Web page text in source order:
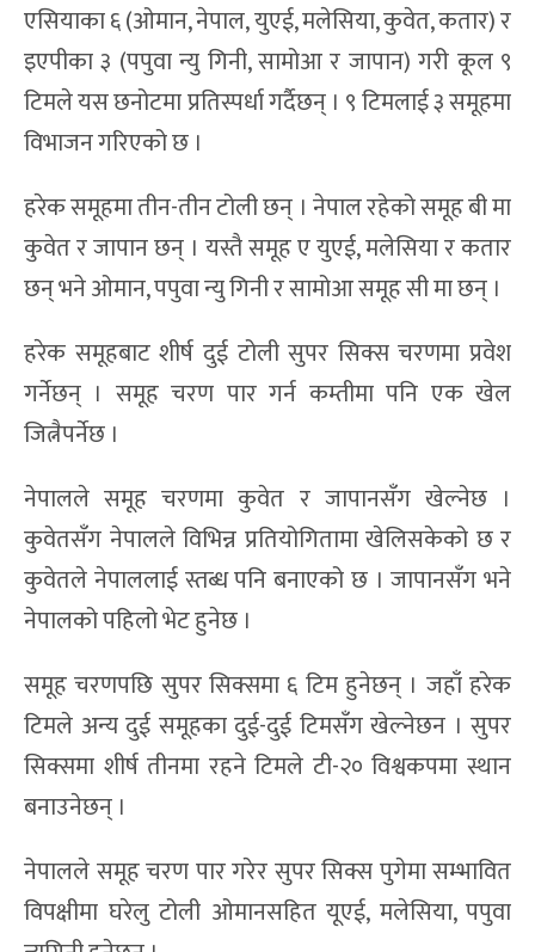
एसियाका ६ (ओमान, नेपाल, युएई, मलेसिया, कुवेत, कतार) र
इएपीका ३ (पपुवा न्यु गिनी, सामोआ र जापान) गरी कूल ९
टिमले यस छनोटमा प्रतिस्पर्धा गर्दैछन् । ९ टिमलाई ३ समूहमा
विभाजन गरिएको छ ।
हरेक समूहमा तीन-तीन टोली छन् । नेपाल रहेको समूह बी मा
कुवेत र जापान छन् । यस्तै समूह ए युएई, मलेसिया र कतार
छन् भने ओमान, पपुवा न्यु गिनी र सामोआ समूह सी मा छन् ।
हरेक समूहबाट शीर्ष दुई टोली सुपर सिक्स चरणमा प्रवेश
गर्नेछन् । समूह चरण पार गर्न कम्तीमा पनि एक खेल
जित्नैपर्नेछ ।
नेपालले समूह चरणमा कुवेत र जापानसँग खेल्नेछ ।
कुवेतसँग नेपालले विभिन्न प्रतियोगितामा खेलिसकेको छ र
कुवेतले नेपाललाई स्तब्ध पनि बनाएको छ । जापानसँग भने
नेपालको पहिलो भेट हुनेछ ।
समूह चरणपछि सुपर सिक्समा ६ टिम हुनेछन् । जहाँ हरेक
टिमले अन्य दुई समूहका दुई-दुई टिमसँग खेल्नेछन । सुपर
सिक्समा शीर्ष तीनमा रहने टिमले टी-२० विश्वकपमा स्थान
बनाउनेछन् ।
नेपालले समूह चरण पार गरेर सुपर सिक्स पुगेमा सम्भावित
विपक्षीमा घरेलु टोली ओमानसहित यूएई, मलेसिया, पपुवा